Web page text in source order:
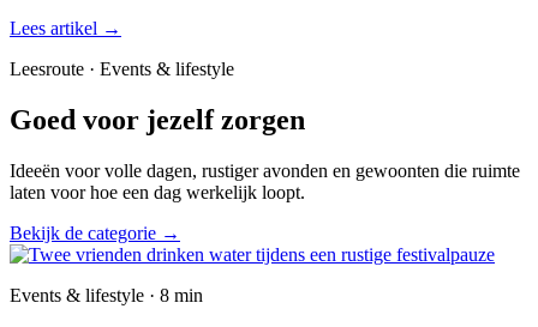
Lees artikel →
Leesroute · Events & lifestyle
Goed voor jezelf zorgen
Ideeën voor volle dagen, rustiger avonden en gewoonten die ruimte
laten voor hoe een dag werkelijk loopt.
Bekijk de categorie →
Events & lifestyle · 8 min